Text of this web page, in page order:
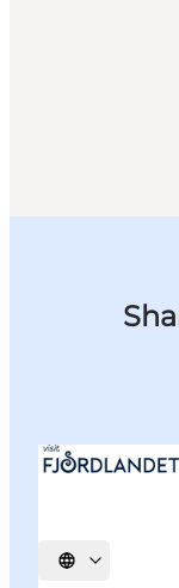
Vælg sprog